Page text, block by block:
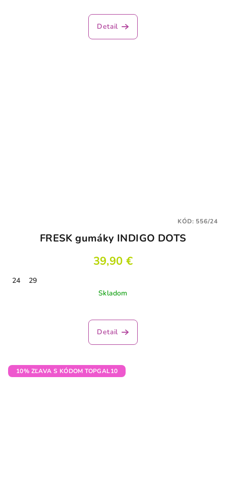
Detail
FRESK gumáky INDIGO DOTS
39,90 €
24
29
Skladom
Detail
KÓD: 556/24
10% ZĽAVA S KÓDOM TOPGAL10